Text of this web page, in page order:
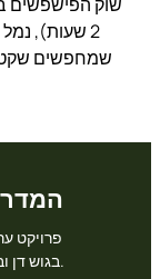
2 שעות),
פרויקט
בגוש דן ובאילת. עורכים מקומיים, ביקורות שטח.